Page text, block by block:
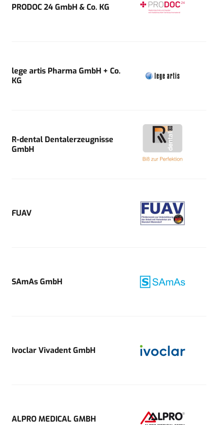
PRODOC 24 GmbH & Co. KG
lege artis Pharma GmbH + Co.
KG
R-dental Dentalerzeugnisse
GmbH
FUAV
SAmAs GmbH
Ivoclar Vivadent GmbH
ALPRO MEDICAL GMBH